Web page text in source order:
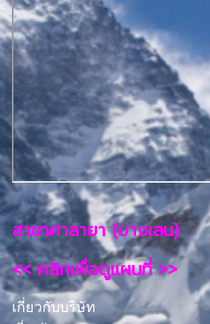
สาขาศาลายา (บางเลน)
<< คลิกเพื่อดูแผนที่ >>
เกี่ยวกับบริษัท